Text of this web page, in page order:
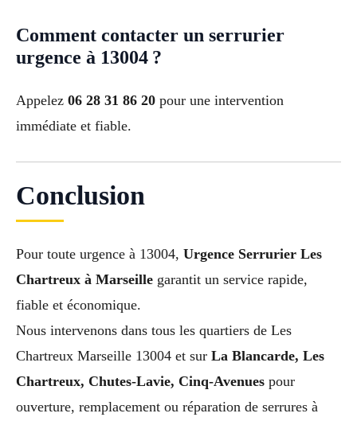
Comment contacter un serrurier
urgence à 13004 ?
Appelez 06 28 31 86 20 pour une intervention
immédiate et fiable.
Conclusion
Pour toute urgence à 13004, Urgence Serrurier Les
Chartreux à Marseille garantit un service rapide,
fiable et économique.
Nous intervenons dans tous les quartiers de Les
Chartreux Marseille 13004 et sur La Blancarde, Les
Chartreux, Chutes-Lavie, Cinq-Avenues pour
ouverture, remplacement ou réparation de serrures à